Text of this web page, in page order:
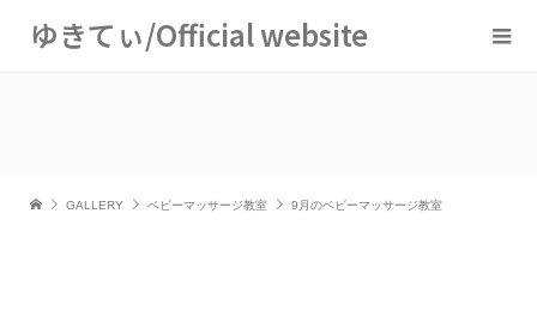
ゆきてぃ/Official website
GALLERY ベビーマッサージ教室 9月のベビーマッサージ教室